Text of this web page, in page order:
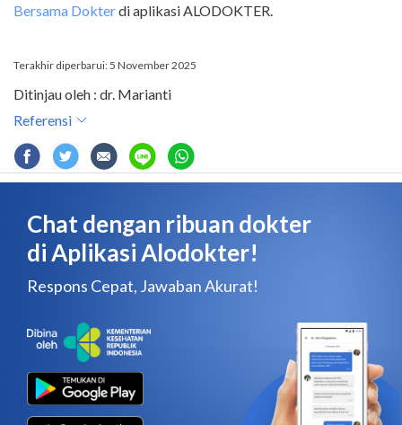
Bersama Dokterdi aplikasi ALODOKTER.
Terakhir diperbarui: 5 November 2025